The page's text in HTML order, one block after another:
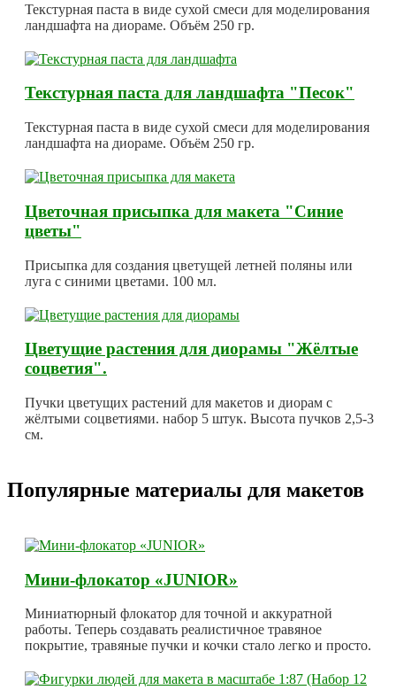
Текстурная паста в виде сухой смеси для моделирования
ландшафта на диораме. Объём 250 гр.
Текстурная паста для ландшафта "Песок"
Текстурная паста в виде сухой смеси для моделирования
ландшафта на диораме. Объём 250 гр.
Цветочная присыпка для макета "Синие
цветы"
Присыпка для создания цветущей летней поляны или
луга с синими цветами. 100 мл.
Цветущие растения для диорамы "Жёлтые
соцветия".
Пучки цветущих растений для макетов и диорам с
жёлтыми соцветиями. набор 5 штук. Высота пучков 2,5-3
см.
Популярные материалы для макетов
Мини-флокатор «JUNIOR»
Миниатюрный флокатор для точной и аккуратной
работы. Теперь создавать реалистичное травяное
покрытие, травяные пучки и кочки стало легко и просто.